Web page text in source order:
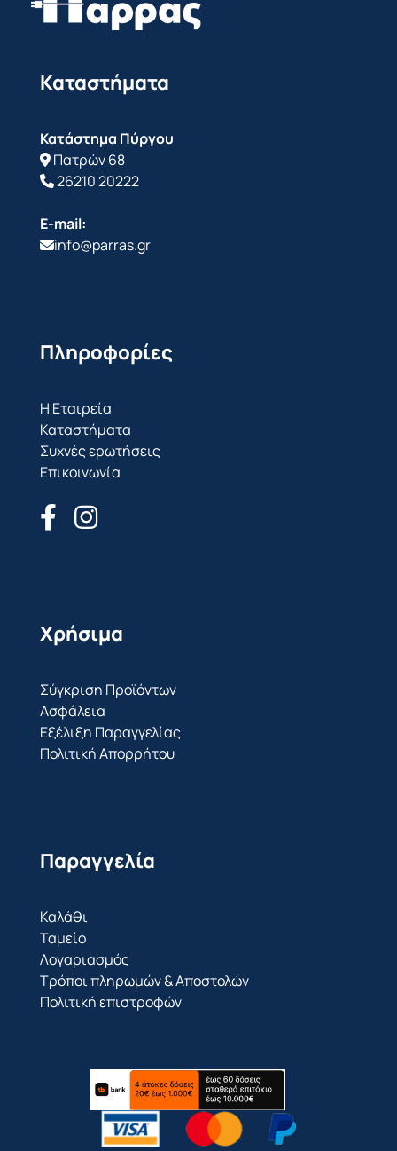
Καταστήματα
Κατάστημα Πύργου
Πατρών 68
26210 20222
E-mail:
info@parras.gr
Πληροφορίες
Η Εταιρεία
Καταστήματα
Συχνές ερωτήσεις
Επικοινωνία
Χρήσιμα
Σύγκριση Προϊόντων
Ασφάλεια
Εξέλιξη Παραγγελίας
Πολιτική Απορρήτου
Παραγγελία
Καλάθι
Ταμείο
Λογαριασμός
Τρόποι πληρωμών & Αποστολών
Πολιτική επιστροφών